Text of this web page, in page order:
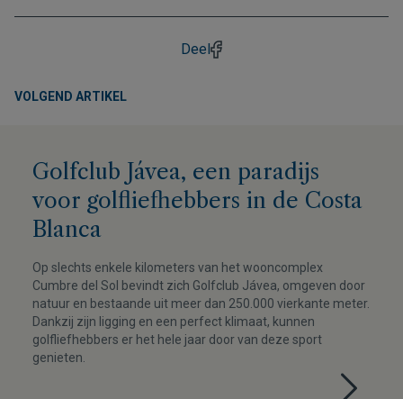
Deel
VOLGEND ARTIKEL
Golfclub Jávea, een paradijs
voor golfliefhebbers in de Costa
Blanca
Op slechts enkele kilometers van het wooncomplex
Cumbre del Sol bevindt zich Golfclub Jávea, omgeven door
natuur en bestaande uit meer dan 250.000 vierkante meter.
Dankzij zijn ligging en een perfect klimaat, kunnen
golfliefhebbers er het hele jaar door van deze sport
genieten.